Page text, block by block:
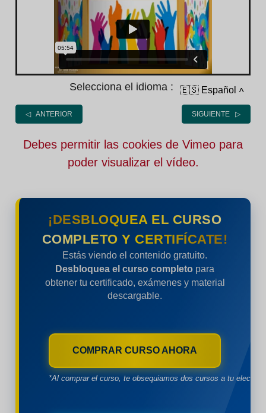
Selecciona el idioma : 🇪🇸 Español ˄
◁ ANTERIOR SIGUIENTE ▷
Debes permitir las cookies de Vimeo para
poder visualizar el vídeo.
¡DESBLOQUEA EL CURSO
COMPLETO Y CERTIFÍCATE!
Estás viendo el contenido gratuito.
Desbloquea el curso completo para
obtener tu certificado, exámenes y material
descargable.
COMPRAR CURSO AHORA
*Al comprar el curso, te obsequiamos dos cursos a tu